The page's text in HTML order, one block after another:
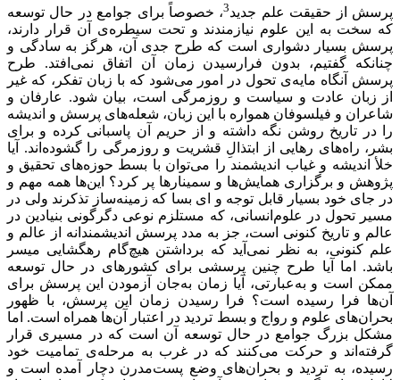
پرسش از حقیقت علم جدید3، خصوصاً برای جوامع در حال توسعه
که سخت به این علوم نیازمندند و تحت سیطره‌ی آن قرار دارند،
پرسش بسیار دشواری است که طرح جدی آن، هرگز به سادگی و
چنانکه گفتیم، بدون فرارسیدن زمان آن اتفاق نمی‌افتد. طرح
پرسش آنگاه مایه‌ی تحول در امور می‌شود که با زبان تفکر، که غیر
از زبان عادت و سیاست و روزمرگی است، بیان شود. عارفان و
شاعران و فیلسوفان همواره با این زبان، شعله‌های پرسش و اندیشه
را در تاریخ روشن نگه داشته و از حریم آن پاسبانی کرده و برای
بشر، راه‌های رهایی از ابتذالِ قشریت و روزمرگی را گشوده‌اند. آیا
خلأ اندیشه و غیاب اندیشمند را می‌توان با بسط حوزه‌های تحقیق و
پژوهش و برگزاری همایش‌ها و سمینارها پر کرد؟ این‌ها همه مهم و
در جای خود بسیار قابل توجه و ای بسا که زمینه‌ساز تذکر‌ند ولی در
مسیر تحول در علوم‌انسانی، که مستلزم نوعی دگرگونی بنیادین در
عالم و تاریخ کنونی است، جز به مدد پرسش اندیشمندانه از عالم و
علم کنونی، به نظر نمی‌آید که برداشتن هیچ‌گام رهگشایی میسر
باشد. اما آیا طرح چنین پرسشی برای کشورهای در حال توسعه
ممکن است و به‌عبارتی، آیا زمان به‌جان آزمودن این پرسش برای
آن‌ها فرا رسیده است؟ فرا رسیدن زمان این پرسش، با ظهور
بحران‌های علوم و رواج و بسط تردید در اعتبار آن‌ها‌ همراه است. اما
مشکل بزرگ جوامع در حال توسعه آن است که در مسیری قرار
گرفته‌اند و حرکت می‌کنند که در غرب به مرحله‌ی تمامیت خود
رسیده، به تردید و بحران‌های وضع پست‌مدرن دچار آمده است و